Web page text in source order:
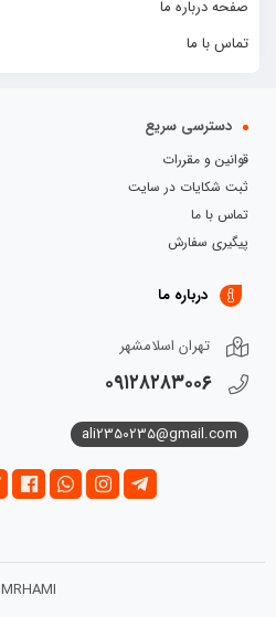
صفحه درباره ما
تماس با ما
دسترسی سریع
قوانین و مقررات
ثبت شکایات در سایت
تماس با ما
پیگیری سفارش
درباره ما
تهران اسلامشهر
۰۹۱۲۸۲۸۳۰۰۶
ali2350235@gmail.com
MRHAMI